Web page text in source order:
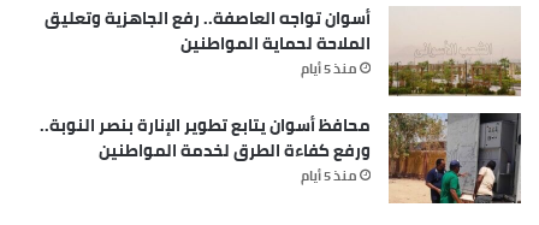
أسوان تواجه العاصفة.. رفع الجاهزية وتعليق
الملاحة لحماية المواطنين
منذ 5 أيام
محافظ أسوان يتابع تطوير الإنارة بنصر النوبة..
ورفع كفاءة الطرق لخدمة المواطنين
منذ 5 أيام